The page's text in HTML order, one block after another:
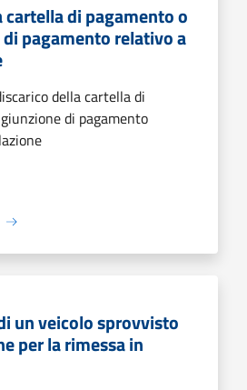
cartella di pagamento o
pagamento relativo a
della cartella di
di pagamento
un veicolo sprovvisto
per la rimessa in